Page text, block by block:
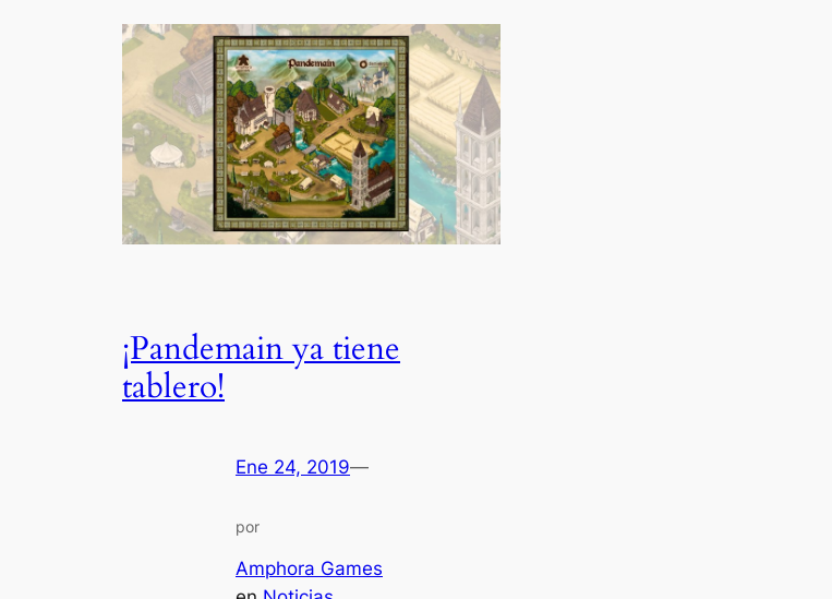
¡Pandemain ya tiene
tablero!
Ene 24, 2019—
por
Amphora Games